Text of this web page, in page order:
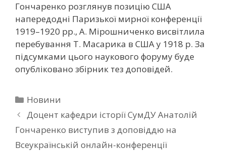
Гончаренко розглянув позицію США
напередодні Паризької мирної конференції
1919–1920 рр., А. Мірошниченко висвітлила
перебування Т. Масарика в США у 1918 р. За
підсумками цього наукового форуму буде
опубліковано збірник тез доповідей.
Новини
Доцент кафедри історії СумДУ Анатолій
Гончаренко виступив з доповіддю на
Всеукраїнській онлайн-конференції